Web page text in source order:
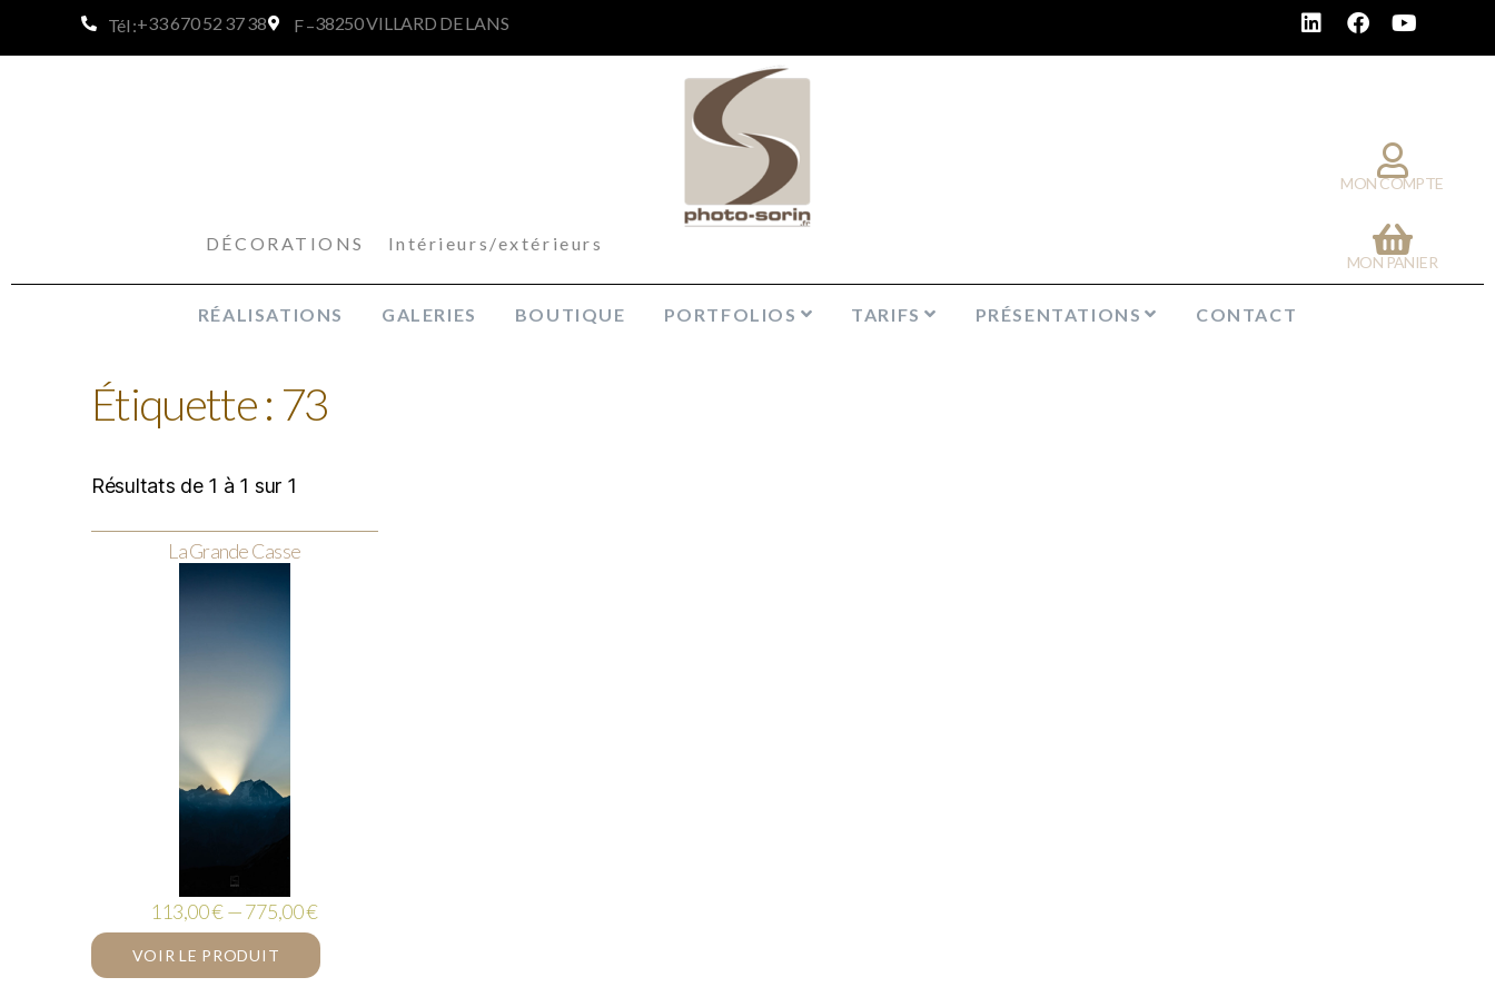
Tél :+33 670 52 37 38 F –38250 VILLARD DE LANS
DÉCORATIONS Intérieurs/extérieurs
MON COMPTE
MON PANIER
RÉALISATIONS GALERIES BOUTIQUE PORTFOLIOS TARIFS PRÉSENTATIONS CONTACT
Étiquette : 73
Résultats de 1 à 1 sur 1
La Grande Casse
113,00 € — 775,00 €
VOIR LE PRODUIT